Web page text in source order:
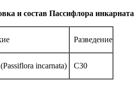
и состав Пассифлора инкарната
Разведение
incarnata) C30